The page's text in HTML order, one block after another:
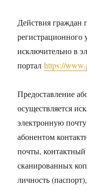
Действия граждан
регистрационного
исключительно в
порталhttps://
Предоставление
осуществляется
электронную
абонентом
почты,
сканированных
личность